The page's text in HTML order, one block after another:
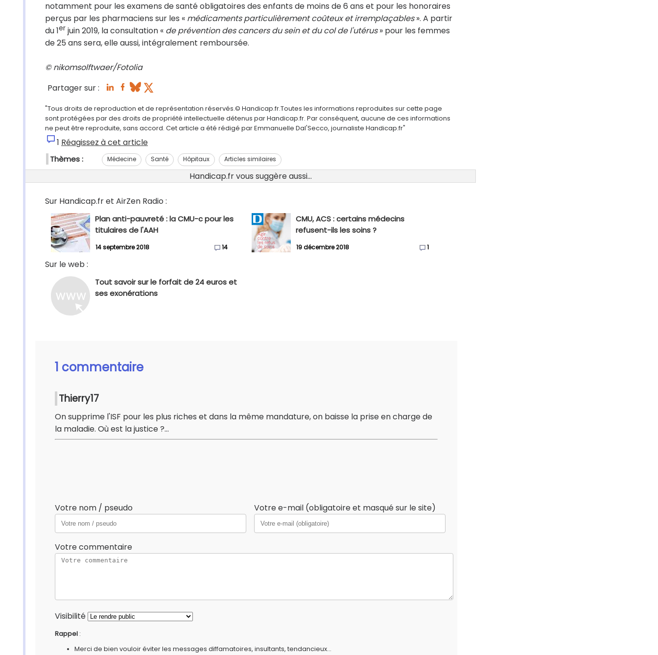
notamment pour les examens de santé obligatoires des enfants de moins de 6 ans et pour les honoraires
perçus par les pharmaciens sur les « médicaments particulièrement coûteux et irremplaçables». A partir
du 1er juin 2019, la consultation « de prévention des cancers du sein et du col de l'utérus» pour les femmes
de 25 ans sera, elle aussi, intégralement remboursée.
© nikomsolftwaer/Fotolia
Partager sur :
"Tous droits de reproduction et de représentation réservés.© Handicap.fr.Toutes les informations reproduites sur cette page
sont protégées par des droits de propriété intellectuelle détenus par Handicap.fr. Par conséquent, aucune de ces informations
ne peut être reproduite, sans accord. Cet article a été rédigé par Emmanuelle Dal'Secco, journaliste Handicap.fr"
1 Réagissez à cet article
Thèmes : Médecine Santé Hôpitaux Articles similaires
Handicap.fr vous suggère aussi...
Sur Handicap.fr et AirZen Radio :
Plan anti-pauvreté : la CMU-c pour les
titulaires de l'AAH
14 septembre 2018 14
CMU, ACS : certains médecins
refusent-ils les soins ?
19 décembre 2018 1
Sur le web :
Tout savoir sur le forfait de 24 euros et
ses exonérations
1 commentaire
Thierry17
On supprime l'ISF pour les plus riches et dans la même mandature, on baisse la prise en charge de
la maladie. Où est la justice ?...
Votre nom / pseudo Votre e-mail (obligatoire et masqué sur le site)
Votre commentaire
Visibilité
Rappel :
Merci de bien vouloir éviter les messages diffamatoires, insultants, tendancieux...